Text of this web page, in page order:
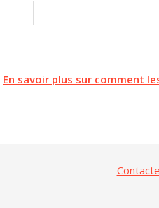
En savoir plus sur comment